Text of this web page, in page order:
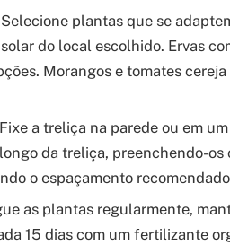
Selecione plantas que se
do local escolhido. Ervas
Morangos e tomates
Fixe a treliça na parede ou em
da treliça, preenchendo-
o espaçamento
as plantas regularmente,
15 dias com um fertilizante